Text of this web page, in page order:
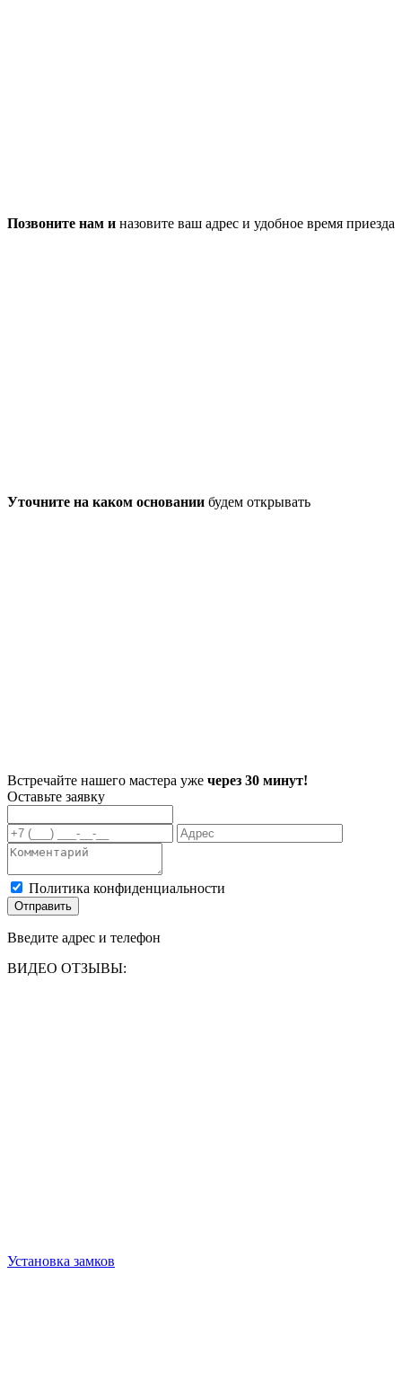
Позвоните нам и назовите ваш адрес и удобное время приезда
Уточните на каком основании будем открывать
Встречайте нашего мастера уже через 30 минут!
Оставьте заявку
Политика конфиденциальности
Отправить
Введите адрес и телефон
ВИДЕО ОТЗЫВЫ:
Установка замков